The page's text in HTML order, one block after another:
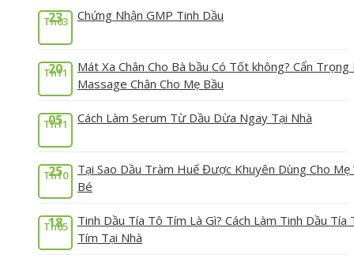
23
Th03 Chứng Nhận GMP Tinh Dầu
20
Th11
Mát Xa Chân Cho Bà bầu Có Tốt không? Cẩn Trọng
Massage Chân Cho Mẹ Bầu
05
Th11 Cách Làm Serum Từ Dầu Dừa Ngay Tại Nhà
25
Th10
Tại Sao Dầu Tràm Huế Được Khuyên Dùng Cho Mẹ
Bé
18
Th05
Tinh Dầu Tía Tô Tím Là Gì? Cách Làm Tinh Dầu Tía
Tím Tại Nhà